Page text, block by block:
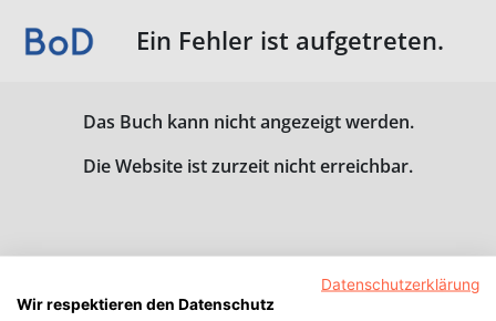
Ein Fehler ist aufgetreten.
Das Buch kann nicht angezeigt werden.
Die Website ist zurzeit nicht erreichbar.
Datenschutzerklärung
Wir respektieren den Datenschutz